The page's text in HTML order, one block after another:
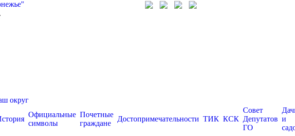
округ
Официальные
символы
Почетные
граждане
Достопримечательности ТИК КСК
Совет
Депутатов
ГО
и